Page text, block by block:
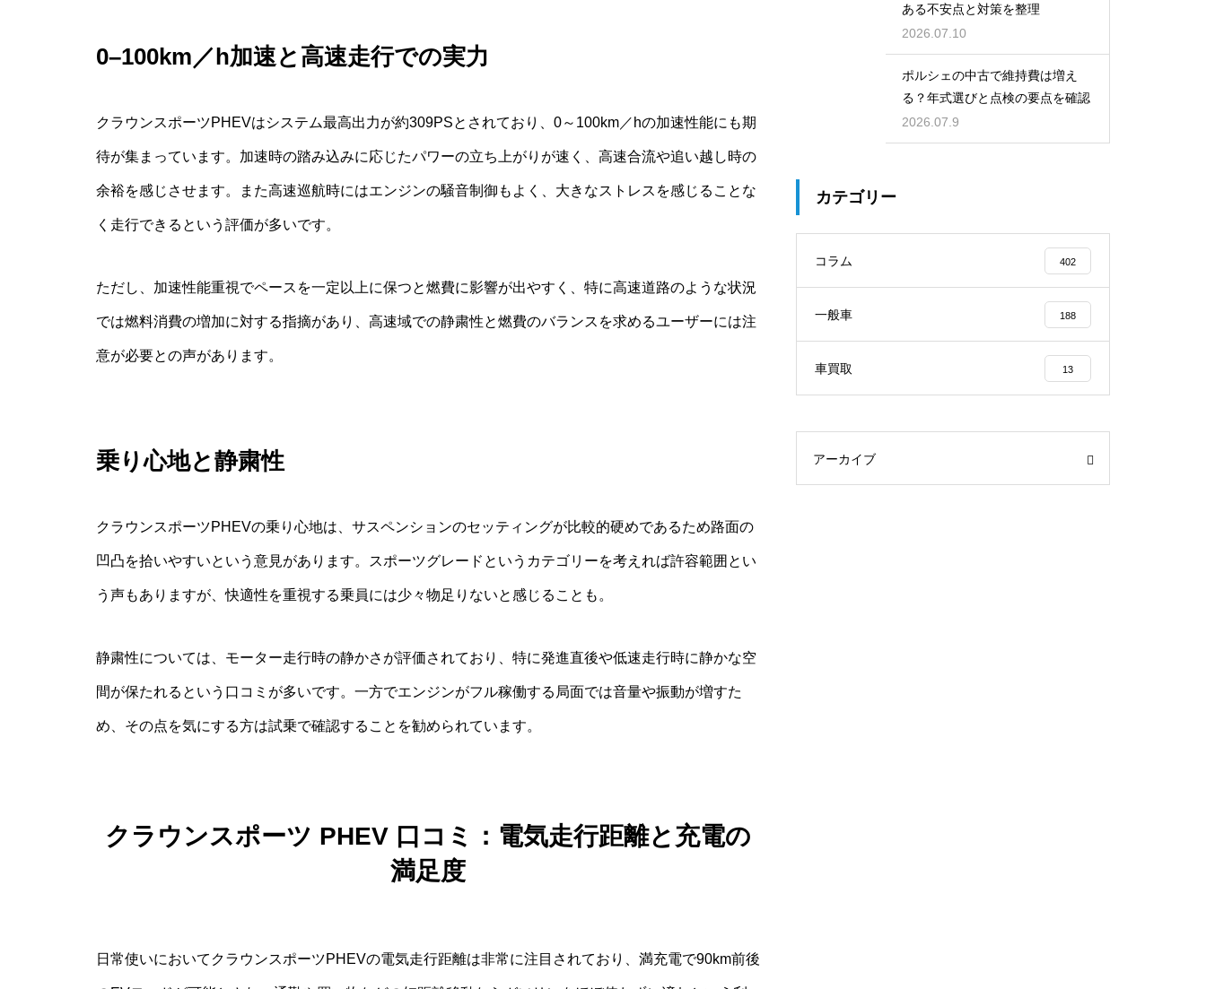
0–100km／h加速と高速走行での実力
クラウンスポーツPHEVはシステム最高出力が約309PSとされており、0～100km／hの加速性能にも期
待が集まっています。加速時の踏み込みに応じたパワーの立ち上がりが速く、高速合流や追い越し時の
余裕を感じさせます。また高速巡航時にはエンジンの騒音制御もよく、大きなストレスを感じることな
く走行できるという評価が多いです。
ただし、加速性能重視でペースを一定以上に保つと燃費に影響が出やすく、特に高速道路のような状況
では燃料消費の増加に対する指摘があり、高速域での静粛性と燃費のバランスを求めるユーザーには注
意が必要との声があります。
乗り心地と静粛性
クラウンスポーツPHEVの乗り心地は、サスペンションのセッティングが比較的硬めであるため路面の
凹凸を拾いやすいという意見があります。スポーツグレードというカテゴリーを考えれば許容範囲とい
う声もありますが、快適性を重視する乗員には少々物足りないと感じることも。
静粛性については、モーター走行時の静かさが評価されており、特に発進直後や低速走行時に静かな空
間が保たれるという口コミが多いです。一方でエンジンがフル稼働する局面では音量や振動が増すた
め、その点を気にする方は試乗で確認することを勧められています。
クラウンスポーツ PHEV 口コミ：電気走行距離と充電の
満足度
日常使いにおいてクラウンスポーツPHEVの電気走行距離は非常に注目されており、満充電で90km前後
ある不安点と対策を整理
2026.07.10
ポルシェの中古で維持費は増え
る？年式選びと点検の要点を確認
2026.07.9
カテゴリー
コラム 402
一般車 188
車買取 13
アーカイブ